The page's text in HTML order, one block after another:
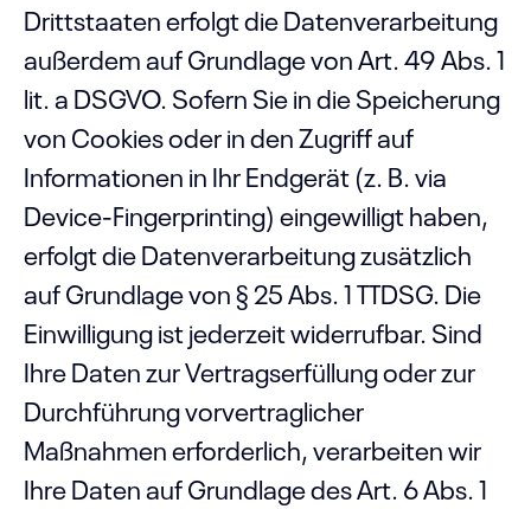
Drittstaaten erfolgt die Datenverarbeitung
außerdem auf Grundlage von Art. 49 Abs. 1
lit. a DSGVO. Sofern Sie in die Speicherung
von Cookies oder in den Zugriff auf
Informationen in Ihr Endgerät (z. B. via
Device-Fingerprinting) eingewilligt haben,
erfolgt die Datenverarbeitung zusätzlich
auf Grundlage von § 25 Abs. 1 TTDSG. Die
Einwilligung ist jederzeit widerrufbar. Sind
Ihre Daten zur Vertragserfüllung oder zur
Durchführung vorvertraglicher
Maßnahmen erforderlich, verarbeiten wir
Ihre Daten auf Grundlage des Art. 6 Abs. 1